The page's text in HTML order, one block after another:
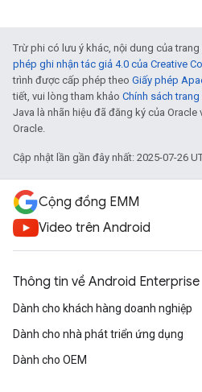
Trừ phi có lưu ý khác, nội dung của
phép ghi nhận tác giả 4.0 của Creative
trình được cấp phép theo Giấy phép
tiết, vui lòng tham khảo Chính sách
Java là nhãn hiệu đã đăng ký của
Oracle.
Cập nhật lần gần đây nhất: 2025-07-26
Cộng đồng EMM
Video trên Android
Thông tin về Android Enterprise
Dành cho khách hàng doanh nghiệp
Dành cho nhà phát triển ứng dụng
Dành cho OEM